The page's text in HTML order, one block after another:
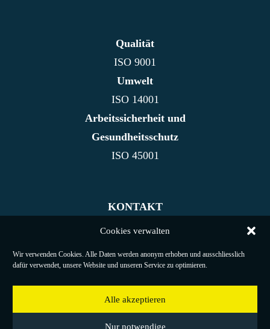
Cookies verwalten
Wir verwenden Cookies. Alle Daten werden anonym erhoben und ausschliesslich
dafür verwendet, unsere Website und unseren Service zu optimieren.
Alle akzeptieren
Nur notwendige
Qualität
ISO 9001
Umwelt
ISO 14001
Arbeitssicherheit und
Gesundheitsschutz
ISO 45001
KONTAKT
NACHHALTIGKEIT
IMPRESSUM
COOKIES